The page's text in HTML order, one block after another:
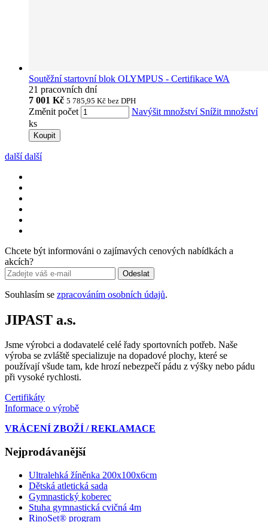
Soutěžní startovní blok OLYMPUS - Certifikace WA
21 pracovních dní
7 001 Kč 5 785,95 Kč bez DPH
Změnit počet Navýšit množství Snížit množství
ks
Koupit
další další
Chcete být informováni o zajímavých cenových nabídkách a
akcích?
Odeslat
Souhlasím se zpracováním osobních údajů.
JIPAST a.s.
Jsme výrobci a dodavatelé celé řady sportovních potřeb. Naše
výroba se zvláště specializuje na dopadové plochy, které se
používají všude tam, kde hrozí nebezpečí pádu z výšky nebo pádu
při vysoké rychlosti.
Certifikáty
Informace o výrobě
VRÁCENÍ ZBOŽÍ / REKLAMACE
Nejprodávanější
Ultralehká žíněnka 200x100x6cm
Dětská atletická sada
Gymnastický koberec
Stuha gymnastická cvičná 4m
RinoSet® program